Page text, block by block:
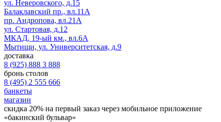
ул. Неверовского, д.15
Балаклавский пр., вл.11А
пр. Андропова, вл.21А
ул. Стартовая, д.12
МКАД, 19-ый км., вл.6А
Мытищи, ул. Университетская, д.9
доставка
8 (925) 888 3 888
бронь столов
8 (495) 2 555 666
банкеты
магазин
скидка 20% на первый заказ через мобильное приложение
«бакинский бульвар»